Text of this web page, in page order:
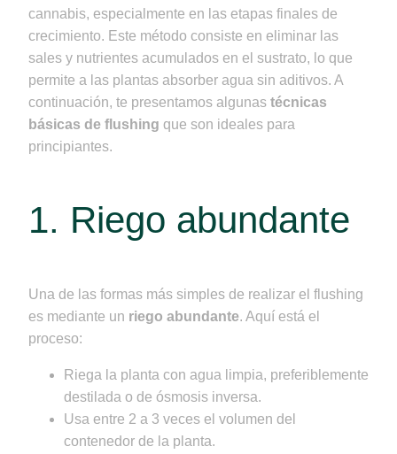
cannabis, especialmente en las etapas finales de
crecimiento. Este método consiste en eliminar las
sales y nutrientes acumulados en el sustrato, lo que
permite a las plantas absorber agua sin aditivos. A
continuación, te presentamos algunas técnicas
básicas de flushing que son ideales para
principiantes.
1. Riego abundante
Una de las formas más simples de realizar el flushing
es mediante un riego abundante. Aquí está el
proceso:
Riega la planta con agua limpia, preferiblemente
destilada o de ósmosis inversa.
Usa entre 2 a 3 veces el volumen del
contenedor de la planta.